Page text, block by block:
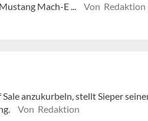
Mach-E ...
Von Redaktion
anzukurbeln, stellt Sieper
Von Redaktion